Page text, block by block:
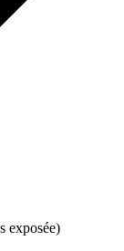
exposée)